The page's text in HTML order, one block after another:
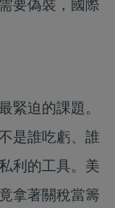
要偽裝，國際
緊迫的課題。
是誰吃虧、誰
利的工具。美
拿著關稅當籌